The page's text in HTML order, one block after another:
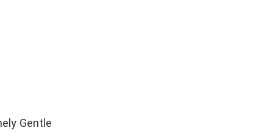
Gentle